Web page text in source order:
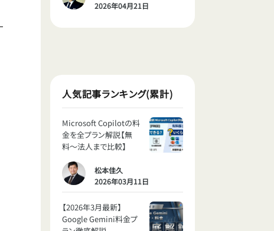
2026年04月21日
人気記事ランキング(累計)
Microsoft Copilotの料
金を全プラン解説【無
料〜法人まで比較】
松本佳久
2026年03月11日
【2026年3月最新】
Google Gemini料金プ